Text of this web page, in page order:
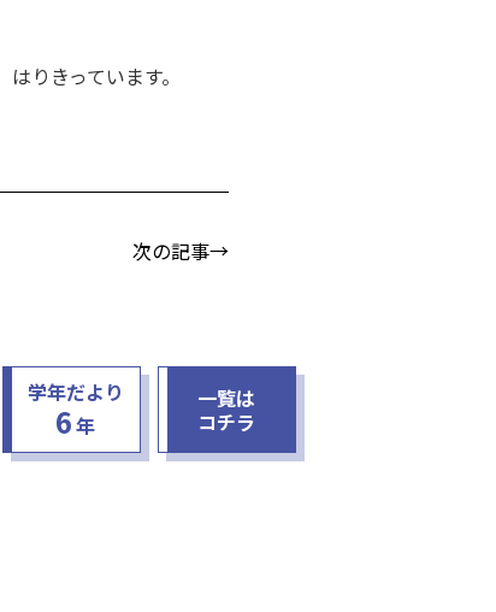
りきっています。
次の記事→
学年だより
6年
一覧は
コチラ